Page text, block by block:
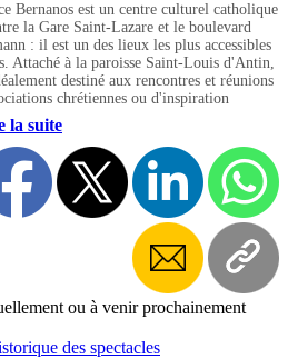
Bernanos est un centre culturel catholique
la Gare Saint-Lazare et le boulevard
: il est un des lieux les plus accessibles
Attaché à la paroisse Saint-Louis d'Antin,
destiné aux rencontres et réunions
chrétiennes ou d'inspiration
religieuses ou culturelles. Espace
dans un quartier hyper-animé, il est ouvert
personne morale ou physique cherchant un
calme et de réunion. Il est composé d'un
de 150 places, une salle de conférences
et 4 salles de réunion entre 15 et 40
L'Espace Bernanos est géré par
des Amis de Saint-Louis d'Antin qui
un programme mensuel de conférences et
culturelles (l'Agenda du mois).
la suite
ou à venir prochainement
des spectacles